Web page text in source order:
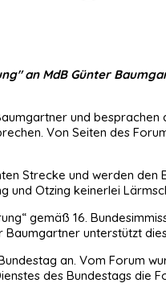
an MdB Günter
und
Von Seiten des
Strecke und werden
und Otzing keinerlei
gemäß 16.
unterstützt
an. Vom Forum
des Bundestags die